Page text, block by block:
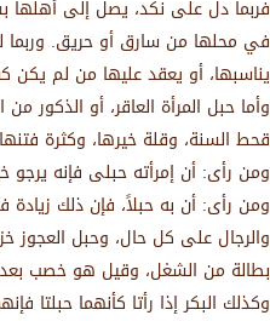
فربما دل على نكد، يصل إلى
في محلها من سارق أو حريق. وربما
يناسبها، أو يعقد عليها من لم يكن
وأما حبل المرأة العاقر، أو الذكور
قحط السنة، وقلة خيرها، وكثرة
ومن رأى: أن إمرأته حبلى فإنه يرجو
ومن رأى: أن به حبلاً، فإن ذلك زيادة
والرجال على كل حال، وحبل العجوز
بطالة من الشغل، وقيل هو خصب بعد
وكذلك البكر إذا رأتا كأنهما حبلتا